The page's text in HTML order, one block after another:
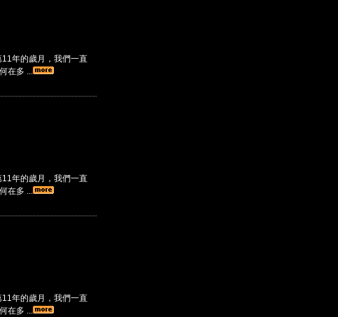
年的歲月，我們一直
在多 ...
年的歲月，我們一直
在多 ...
年的歲月，我們一直
在多 ...